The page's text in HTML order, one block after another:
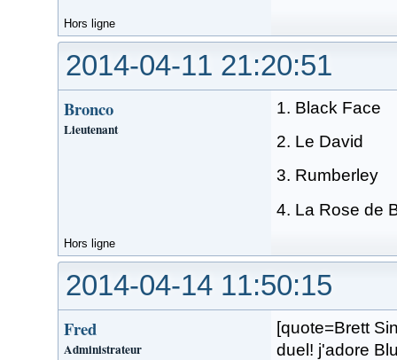
Hors ligne
2014-04-11 21:20:51
Bronco
Lieutenant
1. Black Face
2. Le David
3. Rumberley
4. La Rose de
Hors ligne
2014-04-14 11:50:15
Fred
Administrateur
[quote=Brett
duel! j'adore